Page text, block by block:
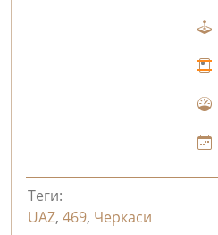
Теги:
UAZ, 469, Черкаси